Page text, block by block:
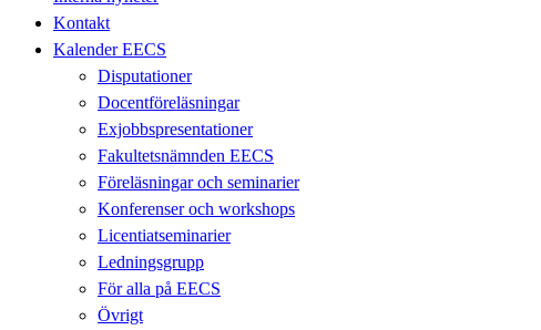
Kontakt
Kalender EECS
Disputationer
Docentföreläsningar
Exjobbspresentationer
Fakultetsnämnden EECS
Föreläsningar och seminarier
Konferenser och workshops
Licentiatseminarier
Ledningsgrupp
För alla på EECS
Övrigt